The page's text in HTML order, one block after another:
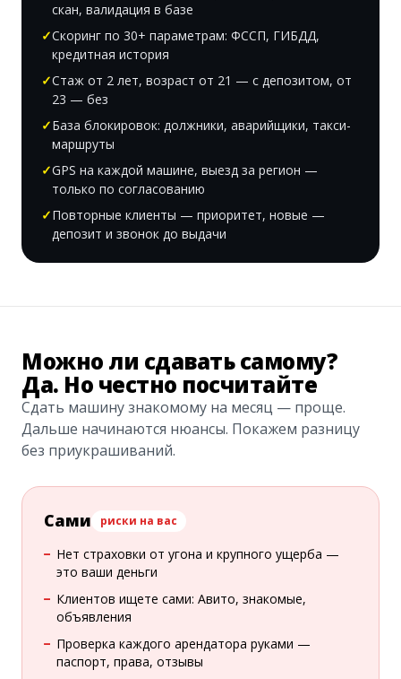
скан, валидация в базе
Скоринг по 30+ параметрам: ФССП, ГИБДД,
кредитная история
Стаж от 2 лет, возраст от 21 — с депозитом, от
23 — без
База блокировок: должники, аварийщики, такси-
маршруты
GPS на каждой машине, выезд за регион —
только по согласованию
Повторные клиенты — приоритет, новые —
депозит и звонок до выдачи
Можно ли сдавать самому?
Да. Но честно посчитайте
Сдать машину знакомому на месяц — проще.
Дальше начинаются нюансы. Покажем разницу
без приукрашиваний.
Сами риски на вас
Нет страховки от угона и крупного ущерба —
это ваши деньги
Клиентов ищете сами: Авито, знакомые,
объявления
Проверка каждого арендатора руками —
паспорт, права, отзывы